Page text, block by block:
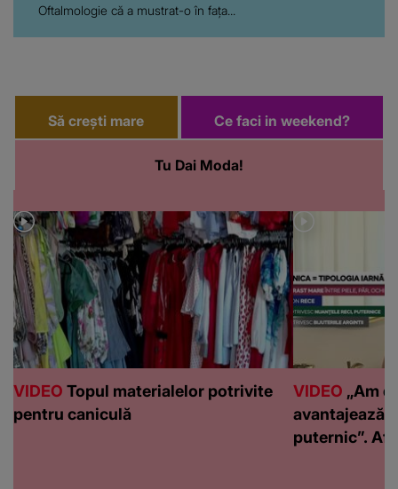
Oftalmologie că a mustrat-o în fața...
Să crești mare
Tu Dai Moda!
Ce faci in weekend?
VIDEO Topul materialelor potrivite
pentru caniculă
VIDEO „Am
avantajează
puternic”.